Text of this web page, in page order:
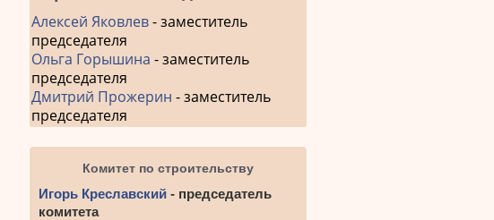
Алексей Яковлев- заместитель
председателя
Ольга Горышина - заместитель
председателя
Дмитрий Прожерин - заместитель
председателя
Комитет по строительству
Игорь Креславский - председатель
комитета